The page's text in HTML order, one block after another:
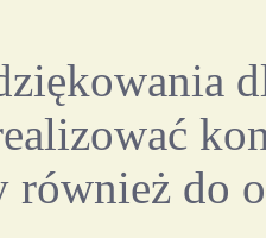
również do